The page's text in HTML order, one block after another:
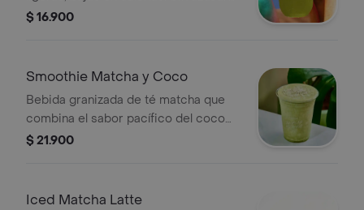
añadido.
$ 16.900
Smoothie Matcha y Coco
Bebida granizada de té matcha que
combina el sabor pacífico del coco
con los beneficios del té matcha.
$ 21.900
Iced Matcha Latte